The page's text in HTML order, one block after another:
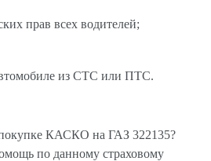
прав всех водителей;
из СТС или ПТС.
КАСКО на ГАЗ 322135?
по данному страховому